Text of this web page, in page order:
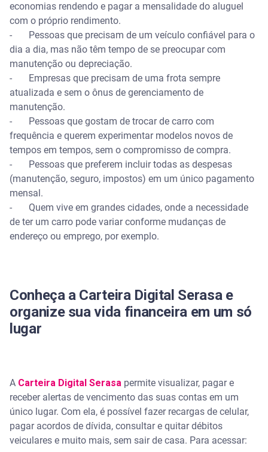
economias rendendo e pagar a mensalidade do aluguel
com o próprio rendimento.
- Pessoas que precisam de um veículo confiável para o
dia a dia, mas não têm tempo de se preocupar com
manutenção ou depreciação.
- Empresas que precisam de uma frota sempre
atualizada e sem o ônus de gerenciamento de
manutenção.
- Pessoas que gostam de trocar de carro com
frequência e querem experimentar modelos novos de
tempos em tempos, sem o compromisso de compra.
- Pessoas que preferem incluir todas as despesas
(manutenção, seguro, impostos) em um único pagamento
mensal.
- Quem vive em grandes cidades, onde a necessidade
de ter um carro pode variar conforme mudanças de
endereço ou emprego, por exemplo.
Conheça a Carteira Digital Serasa e
organize sua vida financeira em um só
lugar
A Carteira Digital Serasa permite visualizar, pagar e
receber alertas de vencimento das suas contas em um
único lugar. Com ela, é possível fazer recargas de celular,
pagar acordos de dívida, consultar e quitar débitos
veiculares e muito mais, sem sair de casa. Para acessar: